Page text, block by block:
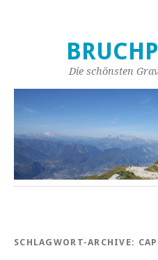
Die schönsten
SCHLAGWORT-ARCHIVE: